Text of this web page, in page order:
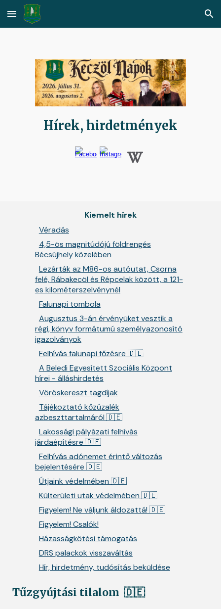
Skip to main content Skip to navigation
Hírek, hirdetmények
Kiemelt hírek
Véradás
4,5-ös magnitúdójú földrengés
Bécsújhely közelében
Lezárták az M86-os autóutat, Csorna
felé, Rábakecöl és Répcelak között, a 121-
es kilométerszelvénynél
Falunapi tombola
Augusztus 3-án érvényüket vesztik a
régi, könyv formátumú személyazonosító
igazolványok
Felhívás falunapi főzésre 🇩🇪
A Beledi Egyesített Szociális Központ
hírei - álláshirdetés
Vöröskereszt tagdíjak
Tájékoztató kőzúzalék
azbeszttartalmáról 🇩🇪
Lakossági pályázati felhívás
járdaépítésre 🇩🇪
Felhívás adónemet érintő változás
bejelentésére 🇩🇪
Útjaink védelmében 🇩🇪
Külterületi utak védelmében 🇩🇪
Figyelem! Ne váljunk áldozattá! 🇩🇪
Figyelem! Csalók!
Házasságkötési támogatás
DRS palackok visszaváltás
Hír, hirdetmény, tudósítás beküldése
Tűzgyújtási tilalom 🇩🇪